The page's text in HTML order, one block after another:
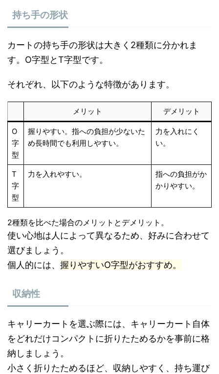
持ち手の形状
カートの持ち手の形状は大きく2種類に分かれま
す。O字型とT字型です。
それぞれ、以下のような特徴があります。
メリット デメリット
O
字
型
握りやすい。指への負担が少ないた
め長時間でも利用しやすい。
力を入れにく
い。
T
字
型
力を入れやすい。
指への負担がか
かりやすい。
2種類を比べた場合のメリットとデメリット。
使い心地は人によって異なるため、好みに合わせて
選びましょう。
個人的には、 握りやすいO字型がおすすめ。
収納性
キャリーカートを選ぶ際には、キャリーカート自体
をどれだけコンパクトに折りたためるかを事前に格
納しましょう。
小さく折りたためるほど、収納しやすく、持ち運び